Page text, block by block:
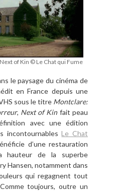
of Kin © Le Chat qui Fume
le paysage du cinéma de
en France depuis une
sous le titre Montclare:
, Next of Kinfait peau
avec une édition
incontournablesLe Chat
d’une restauration
hauteur de la superbe
Hansen, notamment dans
qui regagnent tout
toujours, outre un